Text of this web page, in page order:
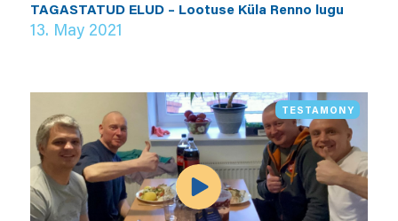
TAGASTATUD ELUD – Lootuse Küla Renno lugu
13. May 2021
TESTAMONY